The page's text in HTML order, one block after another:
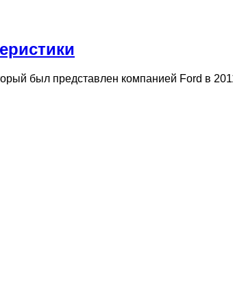
был представлен компанией Ford в